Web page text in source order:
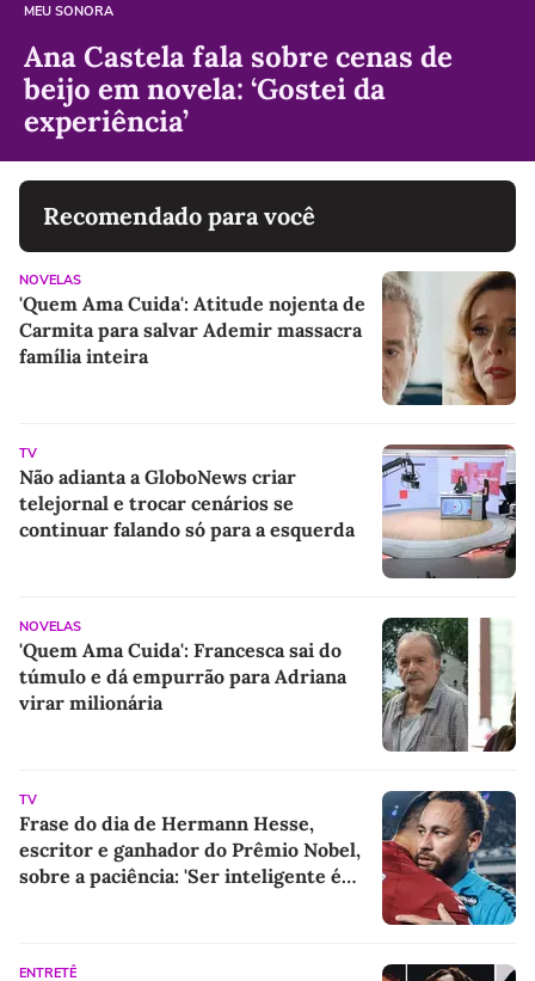
MEU SONORA
Ana Castela fala sobre cenas de
beijo em novela: ‘Gostei da
experiência’
Recomendado para você
NOVELAS
'Quem Ama Cuida': Atitude nojenta de
Carmita para salvar Ademir massacra
família inteira
TV
Não adianta a GloboNews criar
telejornal e trocar cenários se
continuar falando só para a esquerda
NOVELAS
'Quem Ama Cuida': Francesca sai do
túmulo e dá empurrão para Adriana
virar milionária
TV
Frase do dia de Hermann Hesse,
escritor e ganhador do Prêmio Nobel,
sobre a paciência: 'Ser inteligente é
ENTRETÊ